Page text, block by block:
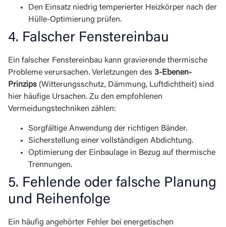
Den Einsatz niedrig temperierter Heizkörper nach der
Hülle-Optimierung prüfen.
4. Falscher Fenstereinbau
Ein falscher Fenstereinbau kann gravierende thermische
Probleme verursachen. Verletzungen des 3-Ebenen-
Prinzips (Witterungsschutz, Dämmung, Luftdichtheit) sind
hier häufige Ursachen. Zu den empfohlenen
Vermeidungstechniken zählen:
Sorgfältige Anwendung der richtigen Bänder.
Sicherstellung einer vollständigen Abdichtung.
Optimierung der Einbaulage in Bezug auf thermische
Trennungen.
5. Fehlende oder falsche Planung
und Reihenfolge
Ein häufig angehörter Fehler bei energetischen